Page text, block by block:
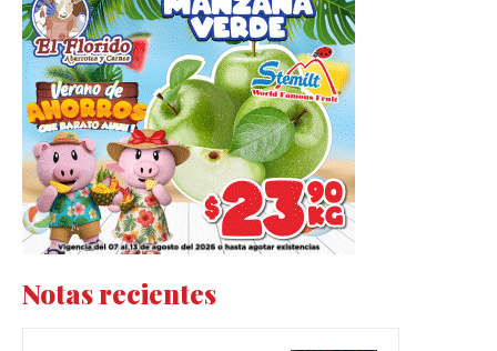
Notas recientes